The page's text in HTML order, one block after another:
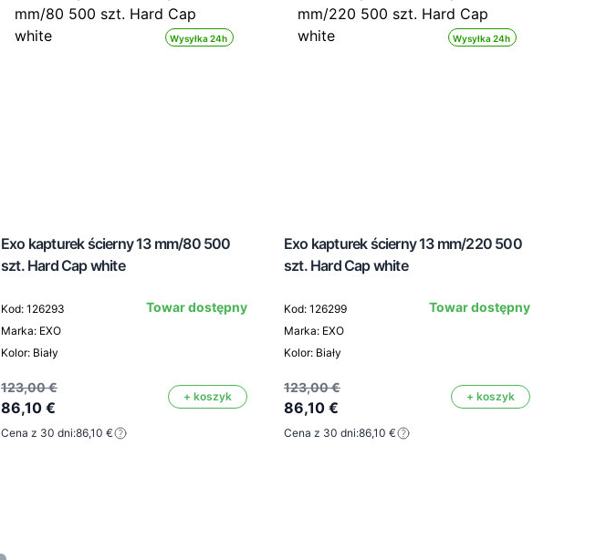
Wysyłka 24h
Exo kapturek ścierny 13 mm/80 500
szt. Hard Cap white
Kod: 126293
Marka: EXO
Kolor: Biały
Towar dostępny
123,00 €
86,10 €
+ koszyk
Cena z 30 dni:86,10 €
Wysyłka 24h
Exo kapturek ścierny 13 mm/220 500
szt. Hard Cap white
Kod: 126299
Marka: EXO
Kolor: Biały
Towar dostępny
123,00 €
86,10 €
+ koszyk
Cena z 30 dni:86,10 €